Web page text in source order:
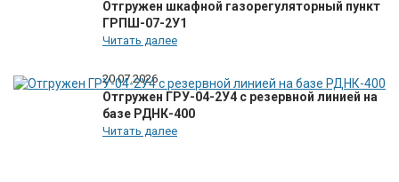
Отгружен шкафной газорегуляторный пункт
ГРПШ-07-2У1
Читать далее
20.07.2026
Отгружен ГРУ-04-2У4 с резервной линией на
базе РДНК-400
Читать далее